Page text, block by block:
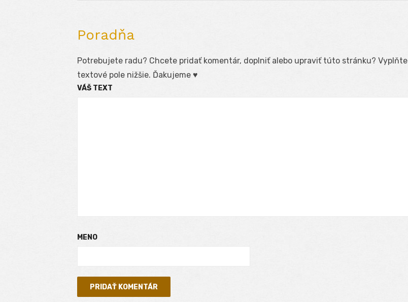
Poradňa
Potrebujete radu? Chcete pridať komentár, doplniť alebo upraviť túto stránku? Vyplňte
textové pole nižšie. Ďakujeme ♥
VÁŠ TEXT
MENO